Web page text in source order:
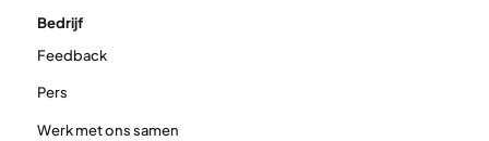
Bedrijf
Feedback
Pers
Werk met ons samen